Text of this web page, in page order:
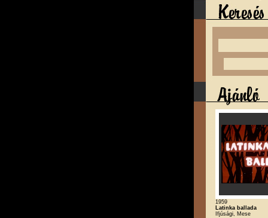
1959
Latinka ballada
Ifjúsági, Mese